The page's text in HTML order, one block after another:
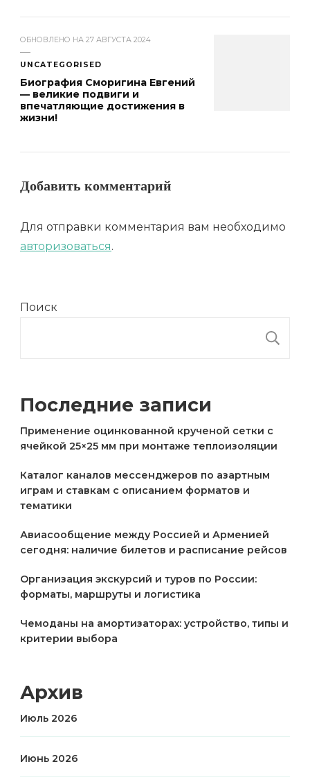
ОБНОВЛЕНО НА 27 АВГУСТА 2024
UNCATEGORISED
Биография Сморигина Евгений
— великие подвиги и
впечатляющие достижения в
жизни!
Добавить комментарий
Для отправки комментария вам необходимо
авторизоваться.
Поиск
Последние записи
Применение оцинкованной крученой сетки с
ячейкой 25×25 мм при монтаже теплоизоляции
Каталог каналов мессенджеров по азартным
играм и ставкам с описанием форматов и
тематики
Авиасообщение между Россией и Арменией
сегодня: наличие билетов и расписание рейсов
Организация экскурсий и туров по России:
форматы, маршруты и логистика
Чемоданы на амортизаторах: устройство, типы и
критерии выбора
Архив
Июль 2026
Июнь 2026